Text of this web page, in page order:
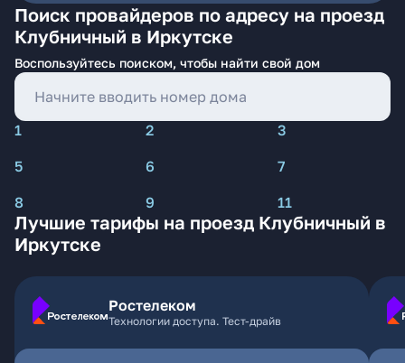
Поиск провайдеров по адресу на проезд
Клубничный в Иркутске
Воспользуйтесь поиском, чтобы найти свой дом
1 2
3
5
6
7
8
9 11
Лучшие тарифы на проезд Клубничный в
Иркутске
Ростелеком
Технологии доступа. Тест-драйв